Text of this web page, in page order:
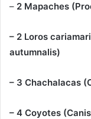
– 2 Mapaches
– 2 Loros
autumnalis)
– 3 Chachalacas
– 4 Coyotes